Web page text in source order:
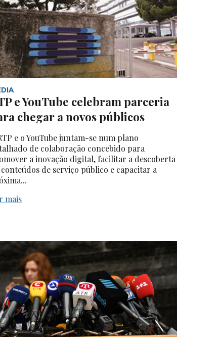
e YouTube celebram parceria
chegar a novos públicos
e o YouTube juntam-se num plano
de colaboração concebido para
a inovação digital, facilitar a descoberta
de serviço público e capacitar a
mais